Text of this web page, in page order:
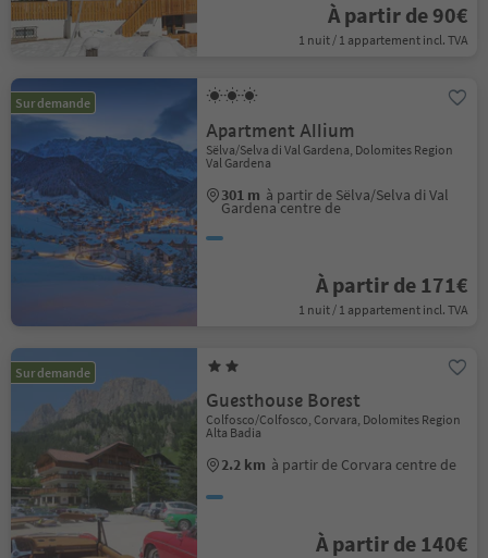
À partir de 90€
1 nuit / 1 appartement incl. TVA
Sur demande
Apartment Allium
Sëlva/Selva di Val Gardena, Dolomites Region
Val Gardena
301 m à partir de Sëlva/Selva di Val
Gardena centre de
À partir de 171€
1 nuit / 1 appartement incl. TVA
Sur demande
Guesthouse Borest
Colfosco/Colfosco, Corvara, Dolomites Region
Alta Badia
2.2 km à partir de Corvara centre de
À partir de 140€